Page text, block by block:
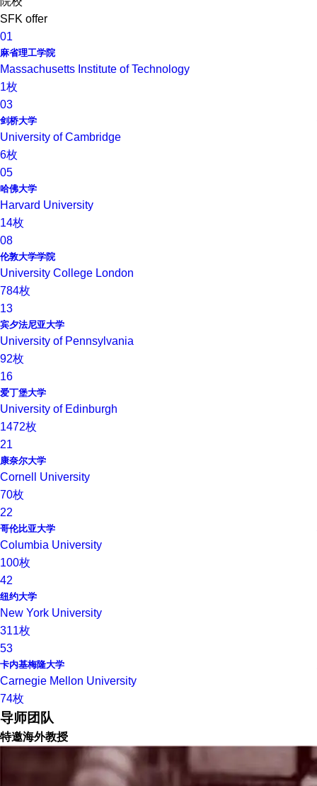
SFK offer
01
麻省理工学院
Massachusetts Institute of Technology
1枚
03
剑桥大学
University of Cambridge
6枚
05
哈佛大学
Harvard University
14枚
08
伦敦大学学院
University College London
784枚
13
宾夕法尼亚大学
University of Pennsylvania
92枚
16
爱丁堡大学
University of Edinburgh
1472枚
21
康奈尔大学
Cornell University
70枚
22
哥伦比亚大学
Columbia University
100枚
42
纽约大学
New York University
311枚
53
卡内基梅隆大学
Carnegie Mellon University
74枚
导师团队
特邀海外教授